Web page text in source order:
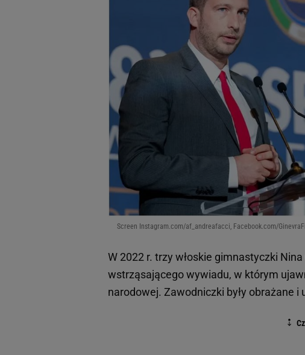
Screen Instagram.com/af_andreafacci, Facebook.com/
W 2022 r. trzy włoskie gimnastyczki
wstrząsającego wywiadu, w którym
narodowej. Zawodniczki były obrażane